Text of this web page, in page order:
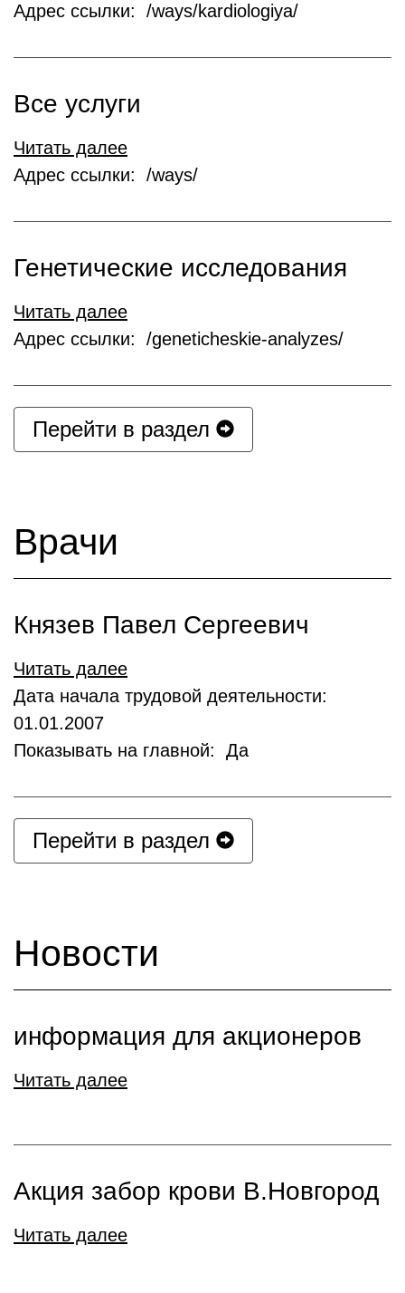
Адрес ссылки: /ways/kardiologiya/
Все услуги
Читать далее
Адрес ссылки: /ways/
Генетические исследования
Читать далее
Адрес ссылки: /geneticheskie-analyzes/
Перейти в раздел
Врачи
Князев Павел Сергеевич
Читать далее
Дата начала трудовой деятельности:
01.01.2007
Показывать на главной: Да
Перейти в раздел
Новости
информация для акционеров
Читать далее
Акция забор крови В.Новгород
Читать далее